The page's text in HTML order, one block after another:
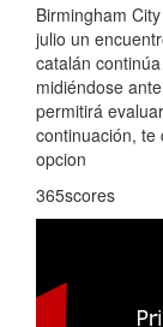
Birmingham
julio un
catalán
midiéndose
permitirá
continuación, te
opcion
365scores